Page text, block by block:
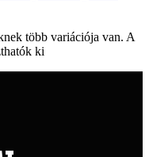
több variációja van. A
ki